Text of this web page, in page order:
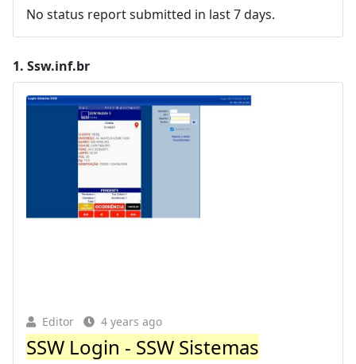
No status report submitted in last 7 days.
1. Ssw.inf.br
Editor 4 years ago
SSW Login - SSW Sistemas